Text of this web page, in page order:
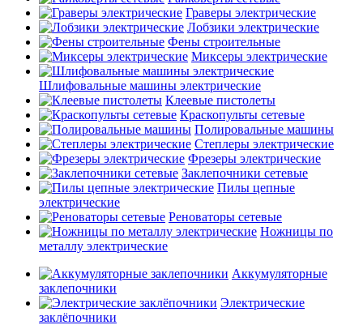
Граверы электрические
Лобзики электрические
Фены строительные
Миксеры электрические
Шлифовальные машины электрические
Клеевые пистолеты
Краскопульты сетевые
Полировальные машины
Степлеры электрические
Фрезеры электрические
Заклепочники сетевые
Пилы цепные
электрические
Реноваторы сетевые
Ножницы по
металлу электрические
Аккумуляторные
заклепочники
Электрические
заклёпочники